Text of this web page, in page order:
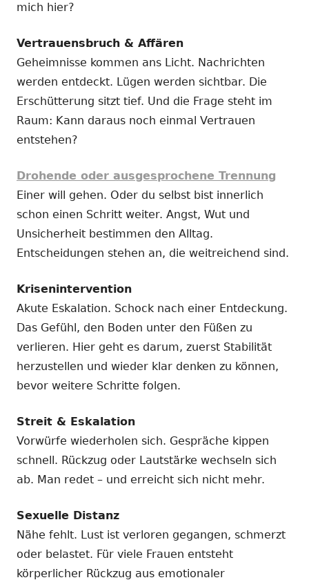
mich hier?
Vertrauensbruch & Affären
Geheimnisse kommen ans Licht. Nachrichten
werden entdeckt. Lügen werden sichtbar. Die
Erschütterung sitzt tief. Und die Frage steht im
Raum: Kann daraus noch einmal Vertrauen
entstehen?
Drohende oder ausgesprochene Trennung
Einer will gehen. Oder du selbst bist innerlich
schon einen Schritt weiter. Angst, Wut und
Unsicherheit bestimmen den Alltag.
Entscheidungen stehen an, die weitreichend sind.
Krisenintervention
Akute Eskalation. Schock nach einer Entdeckung.
Das Gefühl, den Boden unter den Füßen zu
verlieren. Hier geht es darum, zuerst Stabilität
herzustellen und wieder klar denken zu können,
bevor weitere Schritte folgen.
Streit & Eskalation
Vorwürfe wiederholen sich. Gespräche kippen
schnell. Rückzug oder Lautstärke wechseln sich
ab. Man redet – und erreicht sich nicht mehr.
Sexuelle Distanz
Nähe fehlt. Lust ist verloren gegangen, schmerzt
oder belastet. Für viele Frauen entsteht
körperlicher Rückzug aus emotionaler